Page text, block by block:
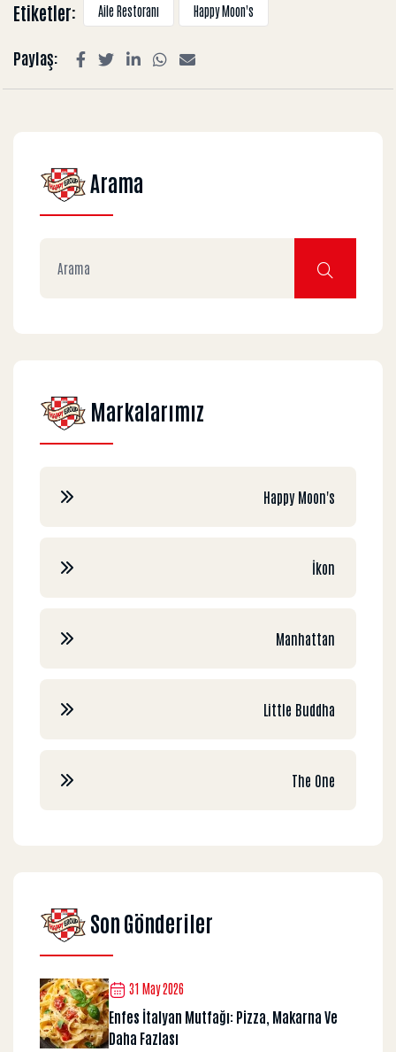
Etiketler: Aile Restoranı Happy Moon's
Paylaş:
Arama
Markalarımız
Happy Moon's
İkon
Manhattan
Little Buddha
The One
Son Gönderiler
31 May 2026
Enfes İtalyan Mutfağı: Pizza, Makarna Ve
Daha Fazlası